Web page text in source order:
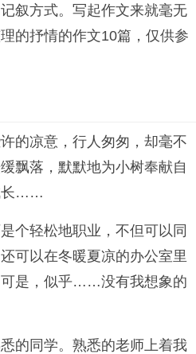
叙方式。写起作文来就毫无
的抒情的作文10篇，仅供参
凉意，行人匆匆，却毫不
飘落，默默地为小树奉献自
长……
轻松地职业，不但可以同
可以在冬暖夏凉的办公室里
可是，似乎……没有我想象的
同学。熟悉的老师上着我